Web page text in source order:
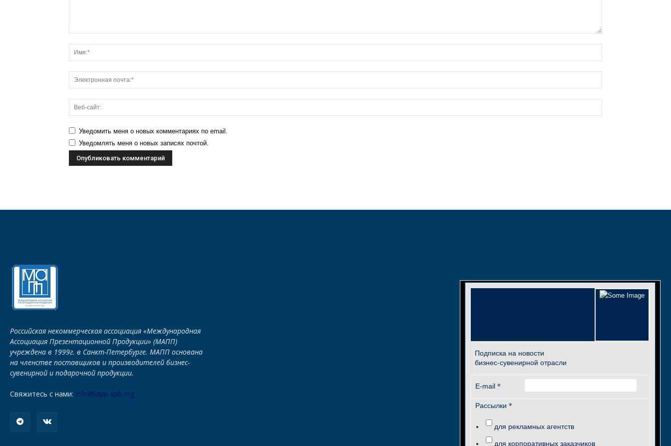
Уведомить меня о новых комментариях по email.
Уведомлять меня о новых записях почтой.
Российская некоммерческая ассоциация «Международная
Ассоциация Презентационной Продукции» (МАПП)
учреждена в 1999г. в Санкт-Петербурге. МАПП основана
на членстве поставщиков и производителей бизнес-
сувенирной и подарочной продукции.
Свяжитесь с нами: info@iapp-spb.org
Подписка на новости
бизнес-сувенирной отрасли
E-mail *
Рассылки *
для рекламных агентств
для корпоративных заказчиков